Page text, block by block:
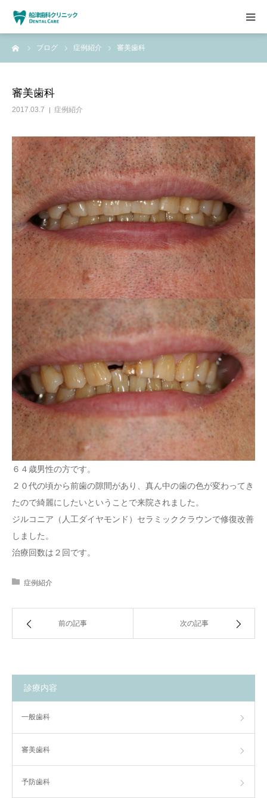
ブログ 症例紹介 審美歯科
審美歯科
2017.03.7 症例紹介
６４歳男性の方です。
２０代の頃から前歯の隙間があり、真ん中の歯の色が変わってき
たので綺麗にしたいということで来院されました。
ジルコニア（人工ダイヤモンド）セラミッククラウンで修復改善
しました。
治療回数は２回です。
症例紹介
前の記事 次の記事
診療内容
一般歯科
審美歯科
予防歯科
HOME
設備紹介
求人情報